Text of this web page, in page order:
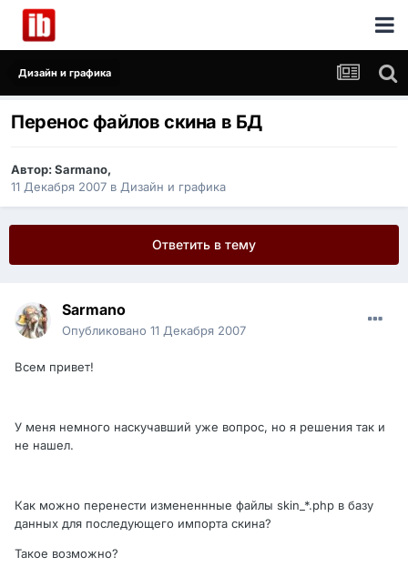
Дизайн и графика
Перенос файлов скина в БД
Автор:Sarmano,
11 Декабря 2007 в Дизайн и графика
Ответить в тему
Sarmano
Опубликовано 11 Декабря 2007
Всем привет!
У меня немного наскучавший уже вопрос, но я решения так и
не нашел.
Как можно перенести измененнные файлы skin_*.php в базу
данных для последующего импорта скина?
Такое возможно?